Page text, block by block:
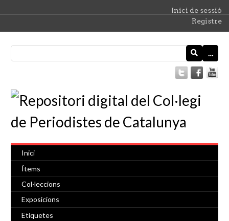
Inici de sessió
Registre
…
Inici
Ítems
Col·leccions
Exposicions
Etiquetes